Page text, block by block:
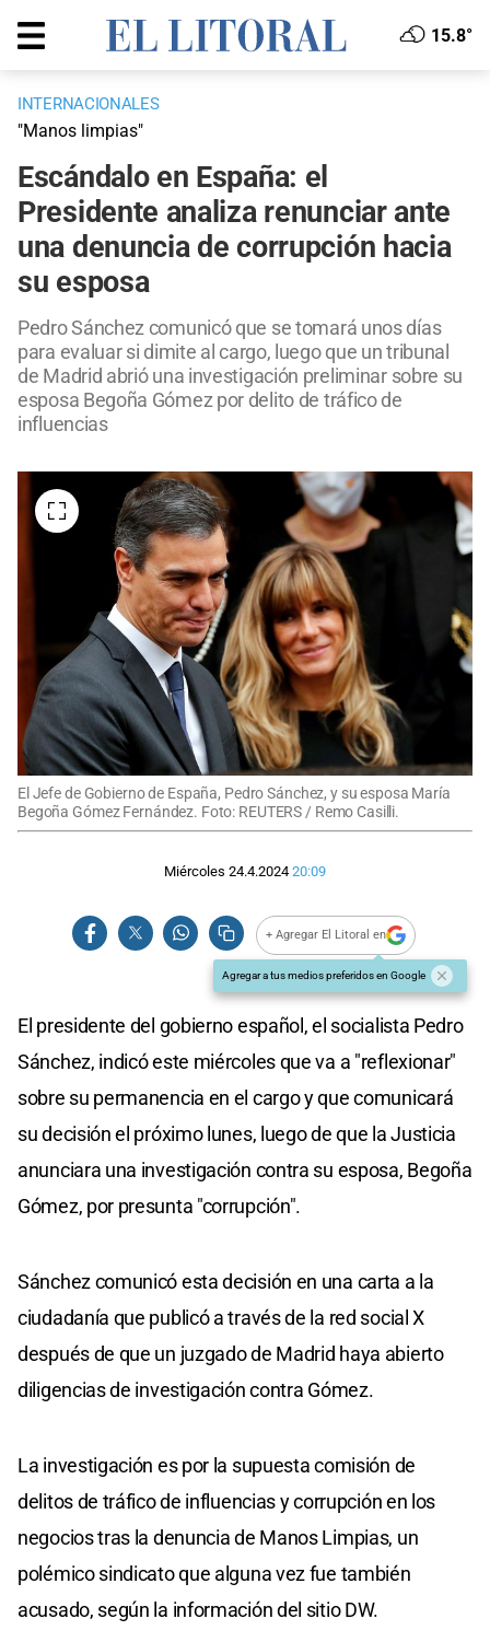
15.8°
INTERNACIONALES
"Manos limpias"
Escándalo en España: el
Presidente analiza renunciar ante
una denuncia de corrupción hacia
su esposa
Pedro Sánchez comunicó que se tomará unos días
para evaluar si dimite al cargo, luego que un tribunal
de Madrid abrió una investigación preliminar sobre su
esposa Begoña Gómez por delito de tráfico de
influencias
El Jefe de Gobierno de España, Pedro Sánchez, y su esposa María
Begoña Gómez Fernández. Foto: REUTERS / Remo Casilli.
Miércoles 24.4.2024 20:09
+ Agregar El Litoral en
Agregar a tus medios preferidos en Google
El presidente del gobierno español, el socialista Pedro
Sánchez, indicó este miércoles que va a "reflexionar"
sobre su permanencia en el cargo y que comunicará
su decisión el próximo lunes, luego de que la Justicia
anunciara una investigación contra su esposa, Begoña
Gómez, por presunta "corrupción".
Sánchez comunicó esta decisión en una carta a la
ciudadanía que publicó a través de la red social X
después de que un juzgado de Madrid haya abierto
diligencias de investigación contra Gómez.
La investigación es por la supuesta comisión de
delitos de tráfico de influencias y corrupción en los
negocios tras la denuncia de Manos Limpias, un
polémico sindicato que alguna vez fue también
acusado, según la información del sitio DW.